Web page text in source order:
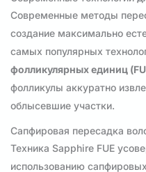
Современные методы
создание максимально
самых популярных
фолликулярных единиц
фолликулы аккуратно
облысевшие участки.
Сапфировая пересадка
Техника Sapphire FUE
использованию